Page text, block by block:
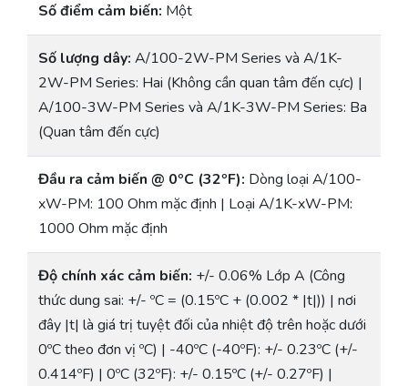
Số điểm cảm biến: Một
Số lượng dây: A/100-2W-PM Series và A/1K-
2W-PM Series: Hai (Không cần quan tâm đến cực) |
A/100-3W-PM Series và A/1K-3W-PM Series: Ba
(Quan tâm đến cực)
Đầu ra cảm biến @ 0ºC (32ºF): Dòng loại A/100-
xW-PM: 100 Ohm mặc định | Loại A/1K-xW-PM:
1000 Ohm mặc định
Độ chính xác cảm biến: +/- 0.06% Lớp A (Công
thức dung sai: +/- ºC = (0.15ºC + (0.002 * |t|)) | nơi
đây |t| là giá trị tuyệt đối của nhiệt độ trên hoặc dưới
0ºC theo đơn vị ºC) | -40ºC (-40ºF): +/- 0.23ºC (+/-
0.414ºF) | 0ºC (32ºF): +/- 0.15ºC (+/- 0.27ºF) |